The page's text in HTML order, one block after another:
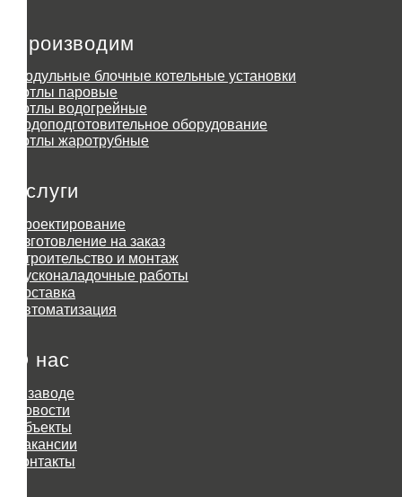
Производим
Модульные блочные котельные установки
Котлы паровые
Котлы водогрейные
Водоподготовительное оборудование
Котлы жаротрубные
Услуги
Проектирование
Изготовление на заказ
Строительство и монтаж
Пусконаладочные работы
Доставка
Автоматизация
О нас
О заводе
Новости
Объекты
Вакансии
Контакты